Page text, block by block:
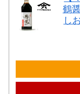
鶴
し